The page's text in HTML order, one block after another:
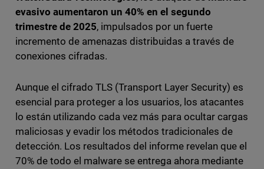
evasivo aumentaron un 40% en el segundo
trimestre de 2025, impulsados por un fuerte
incremento de amenazas distribuidas a través de
conexiones cifradas.
Aunque el cifrado TLS (Transport Layer Security) es
esencial para proteger a los usuarios, los atacantes
lo están utilizando cada vez más para ocultar cargas
maliciosas y evadir los métodos tradicionales de
detección. Los resultados del informe revelan que el
70% de todo el malware se entrega ahora mediante